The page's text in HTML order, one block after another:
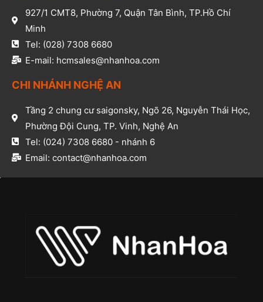
927/1 CMT8, Phường 7, Quận Tân Bình, TP.Hồ Chí
Minh​
Tel: (028) 7308 6680​
E-mail: hcmsales@nhanhoa.com​
CHI NHÁNH NGHỆ AN​
Tầng 2 chung cư saigonsky, Ngõ 26, Nguyễn Thái Học,
Phường Đội Cung, TP. Vinh, Nghệ An​
Tel: (024) 7308 6680 - nhánh 6​
Email: contact@nhanhoa.com​